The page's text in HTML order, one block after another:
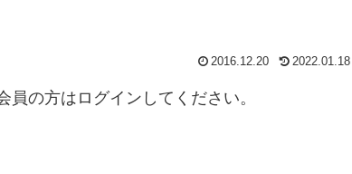
2016.12.20 2022.01.18
の方はログインしてください。